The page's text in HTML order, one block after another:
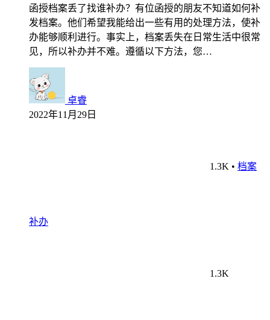
函授档案丢了找谁补办？有位函授的朋友不知道如何补
发档案。他们希望我能给出一些有用的处理方法，使补
办能够顺利进行。事实上，档案丢失在日常生活中很常
见，所以补办并不难。遵循以下方法，您…
卓睿
2022年11月29日
1.3K • 档案
补办
1.3K